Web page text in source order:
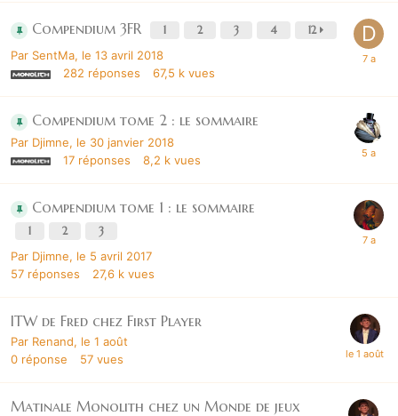
Compendium 3FR 1 2 3 4 12
Par SentMa, le 13 avril 2018
282 réponses 67,5 k vues
Compendium tome 2 : le sommaire
Par Djimne, le 30 janvier 2018
17 réponses 8,2 k vues
Compendium tome 1 : le sommaire
1 2 3
Par Djimne, le 5 avril 2017
57 réponses 27,6 k vues
ITW de Fred chez First Player
Par Renand, le 1 août
0 réponse 57 vues
Matinale Monolith chez un Monde de jeux